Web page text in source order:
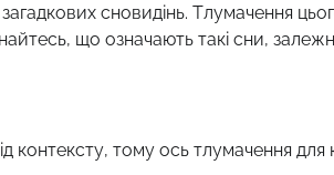
сновидінь. Тлумачення
що означають такі сни,
контексту, тому ось тлумачення для